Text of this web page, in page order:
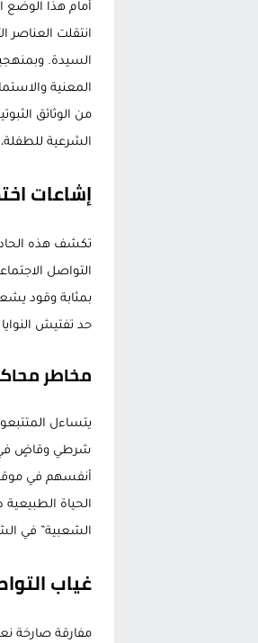
أمام هذا الوضع
انتقلت
السيدة.
المعنية
من الوثائق
الشرعية
إشاعات
تكشف هذه
التواصل
بمثابة وقود
حد تفتيش
مخاطر
يتساءل
شرطي وقاضٍ في
أنفسهم في موقف
الحياة
الشعبية” في
غياب
مفارقة صارخة